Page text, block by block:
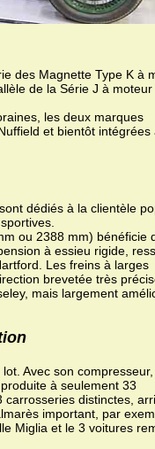
des Magnette Type K à
de la Série J à moteur
les deux marques
et bientôt intégrées
dédiés à la clientèle
ou 2388 mm) bénéficie
à essieu rigide,
Les freins à larges
brevetée très
mais largement
Avec son
à seulement 33
distinctes,
important, par
Miglia et le 3 voitures